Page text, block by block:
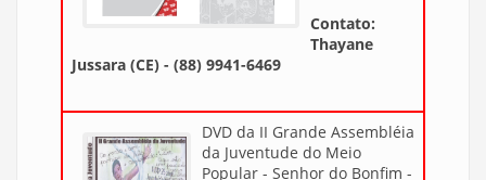
Contato:
Thayane
Jussara (CE) - (88) 9941-6469
DVD da II Grande Assembléia
da Juventude do Meio
Popular - Senhor do Bonfim -